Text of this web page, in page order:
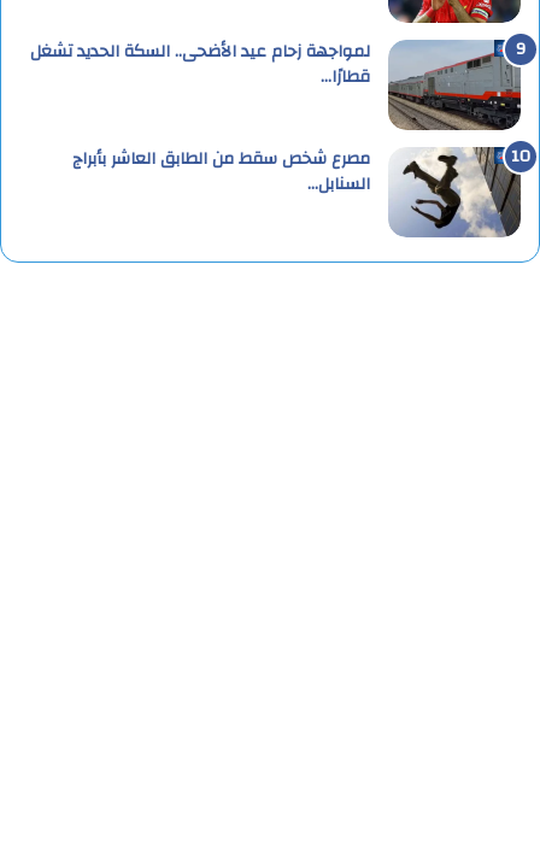
لمواجهة زحام عيد الأضحى.. السكة الحديد تشغل
قطارًا…
مصرع شخص سقط من الطابق العاشر بأبراج
السنابل…